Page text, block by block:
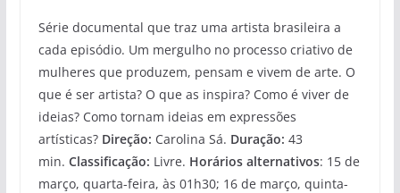
Série documental que traz uma artista brasileira a
cada episódio. Um mergulho no processo criativo de
mulheres que produzem, pensam e vivem de arte. O
que é ser artista? O que as inspira? Como é viver de
ideias? Como tornam ideias em expressões
artísticas? Direção: Carolina Sá. Duração: 43
min. Classificação: Livre. Horários alternativos: 15 de
março, quarta-feira, às 01h30; 16 de março, quinta-